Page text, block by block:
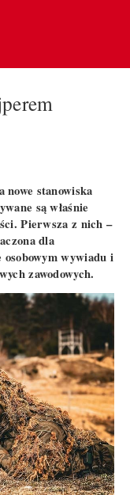
stanowiska
są właśnie
Pierwsza z nich –
dla
wywiadu i
zawodowych.